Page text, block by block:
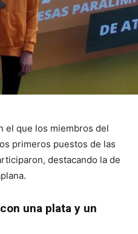
el que los miembros del
primeros puestos de las
destacando la de
una plata y un